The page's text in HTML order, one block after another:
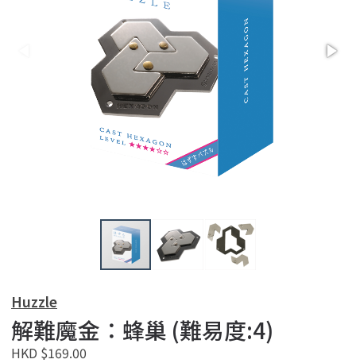
Huzzle
解難魔金：蜂巢 (難易度:4)
HKD $169.00